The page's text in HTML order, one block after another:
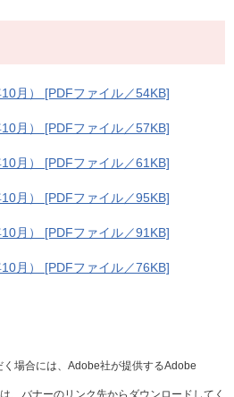
月） [PDFファイル／54KB]
月） [PDFファイル／57KB]
月） [PDFファイル／61KB]
月） [PDFファイル／95KB]
月） [PDFファイル／91KB]
月） [PDFファイル／76KB]
場合には、Adobe社が提供するAdobe
、バナーのリンク先からダウンロードしてく